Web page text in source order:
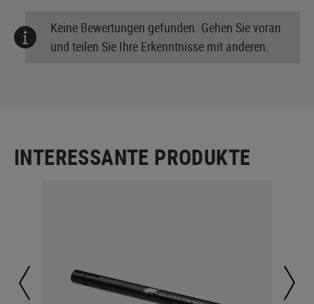
Keine Bewertungen gefunden. Gehen Sie voran
und teilen Sie Ihre Erkenntnisse mit anderen.
INTERESSANTE PRODUKTE